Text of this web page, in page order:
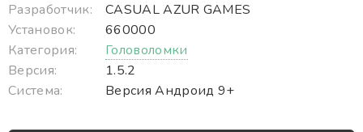
Разработчик:
CASUAL AZUR GAMES
Установок:
660000
Категория:
Головоломки
Версия:
1.5.2
Система:
Версия Андроид 9+